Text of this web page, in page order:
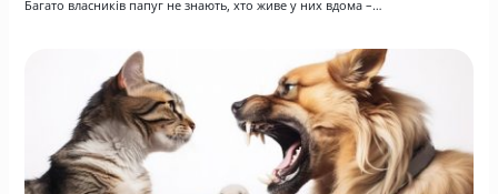
Багато власників папуг не знають, хто живе у них вдома –…